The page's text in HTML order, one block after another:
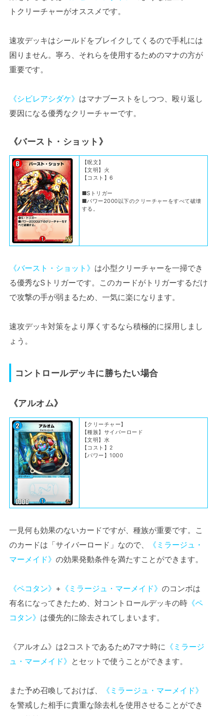
トクリーチャーがオススメです。
速攻デッキはシールドをブレイクしてくるので手札には
困りません。寧ろ、それらを使用するためのマナの方が
重要です。
《シビレアシダケ》 はマナブーストをしつつ、殴り返し
要因になる優秀なクリーチャーです。
《バースト・ショット》
【呪文】
【文明】火
【コスト】6
■Sトリガー
■パワー2000以下のクリーチャーをすべて破壊
する。
《バースト・ショット》 は小型クリーチャーを一掃でき
る優秀なSトリガーです。このカードがトリガーするだけ
で攻撃の手が弱まるため、一気に楽になります。
速攻デッキ対策をより厚くするなら積極的に採用しまし
ょう。
コントロールデッキに勝ちたい場合
《アルオム》
【クリーチャー】
【種族】サイバーロード
【文明】水
【コスト】2
【パワー】1000
一見何も効果のないカードですが、種族が重要です。こ
のカードは「サイバーロード」なので、
《ミラージュ・
マーメイド》 の効果発動条件を満たすことができます。
《ペコタン》 + 《ミラージュ・マーメイド》 のコンボは
有名になってきたため、対コントロールデッキの時 《ペ
コタン》 は優先的に除去されてしまいます。
《アルオム》は2コストであるため7マナ時に 《ミラージ
ュ・マーメイド》 とセットで使うことができます。
また予め召喚しておけば、
《ミラージュ・マーメイド》
を警戒した相手に貴重な除去札を使用させることができ